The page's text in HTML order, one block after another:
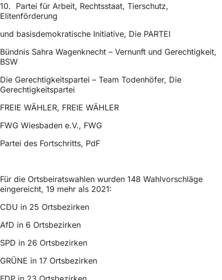
10. Partei für Arbeit, Rechtsstaat, Tierschutz,
Elitenförderung
und basisdemokratische Initiative, Die PARTEI
Bündnis Sahra Wagenknecht – Vernunft und Gerechtigkeit,
BSW
Die Gerechtigkeitspartei – Team Todenhöfer, Die
Gerechtigkeitspartei
FREIE WÄHLER, FREIE WÄHLER
FWG Wiesbaden e.V., FWG
Partei des Fortschritts, PdF
Für die Ortsbeiratswahlen wurden 148 Wahlvorschläge
eingereicht, 19 mehr als 2021:
CDU in 25 Ortsbezirken
AfD in 6 Ortsbezirken
SPD in 26 Ortsbezirken
GRÜNE in 17 Ortsbezirken